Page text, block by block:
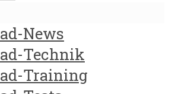
News
Technik
Training